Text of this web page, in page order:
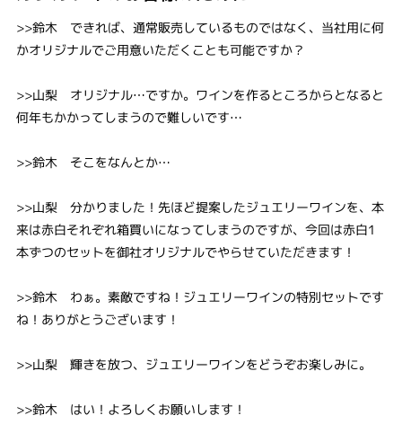
>>鈴木 できれば、通常販売しているものではなく、当社用に何
かオリジナルでご用意いただくことも可能ですか？
>>山梨 オリジナル…ですか。ワインを作るところからとなると
何年もかかってしまうので難しいです…
>>鈴木 そこをなんとか…
>>山梨 分かりました！先ほど提案したジュエリーワインを、本
来は赤白それぞれ箱買いになってしまうのですが、今回は赤白1
本ずつのセットを御社オリジナルでやらせていただきます！
>>鈴木 わぁ。素敵ですね！ジュエリーワインの特別セットです
ね！ありがとうございます！
>>山梨 輝きを放つ、ジュエリーワインをどうぞお楽しみに。
>>鈴木 はい！よろしくお願いします！